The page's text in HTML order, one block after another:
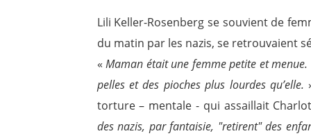
Lili Keller-Rosenberg se souvient de
du matin par les nazis, se retrouvaient
« Maman était une femme petite et
pelles et des pioches plus lourdes qu’elle.
torture – mentale - qui assaillait
des nazis, par fantaisie, "retirent" des